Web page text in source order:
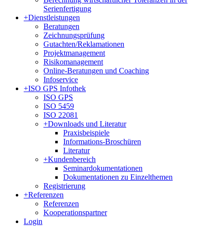
Serienfertigung
+Dienstleistungen
Beratungen
Zeichnungsprüfung
Gutachten/Reklamationen
Projektmanagement
Risikomanagement
Online-Beratungen und Coaching
Infoservice
+ISO GPS Infothek
ISO GPS
ISO 5459
ISO 22081
+Downloads und Literatur
Praxisbeispiele
Informations-Broschüren
Literatur
+Kundenbereich
Seminardokumentationen
Dokumentationen zu Einzelthemen
Registrierung
+Referenzen
Referenzen
Kooperationspartner
Login